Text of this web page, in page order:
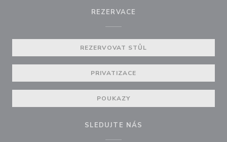
REZERVACE
REZERVOVAT STŮL
PRIVATIZACE
POUKAZY
SLEDUJTE NÁS